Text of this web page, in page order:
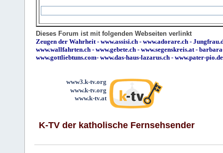
Dieses Forum ist mit folgenden Webseiten verlinkt
Zeugen der Wahrheit - www.assisi.ch - www.adorare.ch -
www.wallfahrten.ch - www.gebete.ch - www.segenskreis.at -
www.gottliebtuns.com- www.das-haus-lazarus.ch - www.pater-pio.de
www3.k-tv.org
www.k-tv.org
www.k-tv.at
K-TV der katholische Fernsehsender